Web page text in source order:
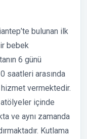
bulunan ilk
bebek
6 günü
saatleri arasında
vermektedir.
içinde
ve aynı zamanda
Kutlama